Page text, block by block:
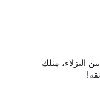
النزلاء، مثلك